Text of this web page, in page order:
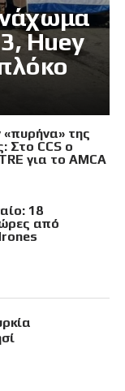
Huey
«πυρήνα» της
Στο CCS ο
για το AMCA
18
από